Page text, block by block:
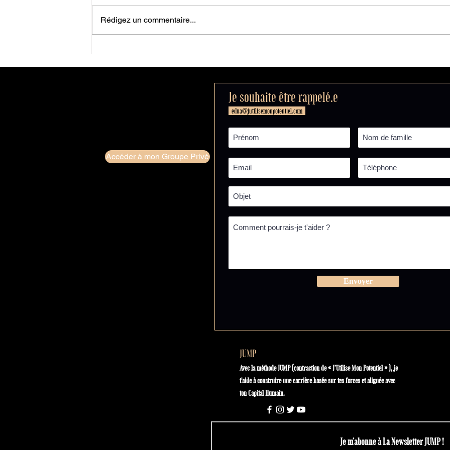
ARCHETYPES D' HOMMES
je suis devenue
Rédigez un commentaire...
Je souhaite être rappelé.e
edna@jutilisemonpotentiel.com
Envoyer
JUMP
Avec la méthode JUMP (contraction de « J’Utilise Mon Potentiel » ), je
t'aide à construire une carrière basée sur tes forces et alignée avec
ton Capital Humain.
Je m'abonne à La Newsletter JUMP !
Accéder à mon Groupe Privé